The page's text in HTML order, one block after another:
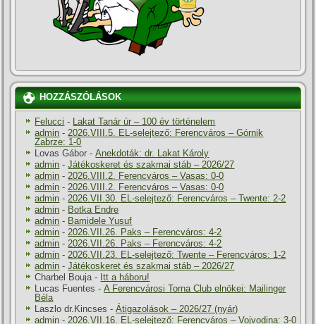
HOZZÁSZÓLÁSOK
Felucci - Lakat Tanár úr – 100 év történelem
admin - 2026.VIII.5. EL-selejtező: Ferencváros – Górnik
Zabrze: 1-0
Lovas Gábor -Anekdoták: dr. Lakat Károly
admin -Játékoskeret és szakmai stáb – 2026/27
admin - 2026.VIII.2. Ferencváros – Vasas: 0-0
admin - 2026.VIII.2. Ferencváros – Vasas: 0-0
admin - 2026.VII.30. EL-selejtező: Ferencváros – Twente: 2-2
admin - Botka Endre
admin - Bamidele Yusuf
admin - 2026.VII.26. Paks – Ferencváros: 4-2
admin - 2026.VII.26. Paks – Ferencváros: 4-2
admin - 2026.VII.23. EL-selejtező: Twente – Ferencváros: 1-2
admin -Játékoskeret és szakmai stáb – 2026/27
Charbel Bouja - Itt a háboru!
Lucas Fuentes -A Ferencvárosi Torna Club elnökei: Mailinger
Béla
Laszlo dr.Kincses -Átigazolások – 2026/27 (nyár)
admin - 2026.VII.16. EL-selejtező: Ferencváros – Vojvodina: 3-0